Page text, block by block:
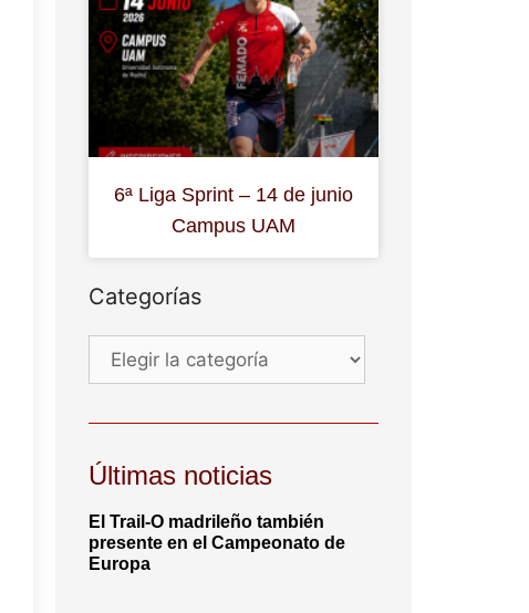
6ª Liga Sprint – 14 de junio
Campus UAM
Categorías
Últimas noticias
El Trail-O madrileño también
presente en el Campeonato de
Europa